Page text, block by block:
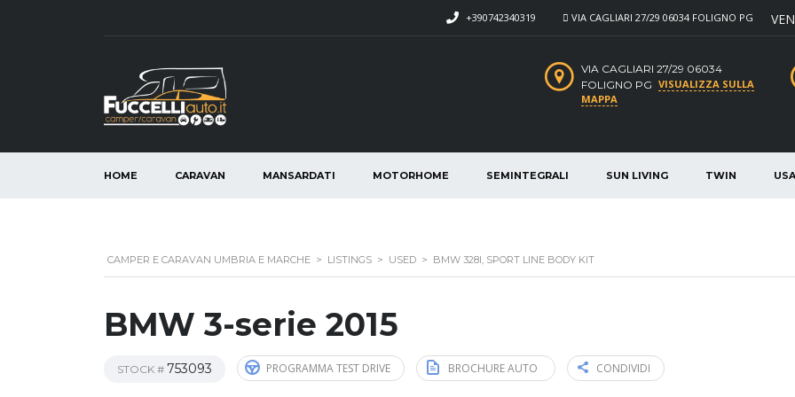
VIA CAGLIARI 27/29 06034 FOLIGNO PG
+390742340319
VIA CAGLIARI 27/29 06034
FOLIGNO PG VISUALIZZA SULLA
MAPPA
HOME CARAVAN MANSARDATI MOTORHOME SEMINTEGRALI SUN LIVING TWIN
CAMPER E CARAVAN UMBRIA E MARCHE > LISTINGS > USED > BMW 328I, SPORT LINE BODY KIT
BMW 3-serie 2015
STOCK # 753093 PROGRAMMA TEST DRIVE BROCHURE AUTO CONDIVIDI